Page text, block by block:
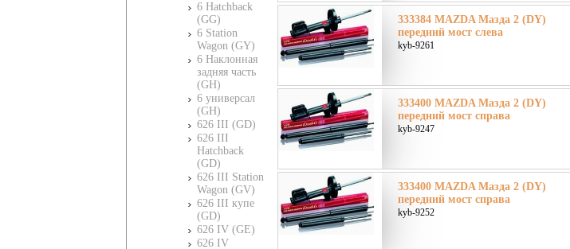
6 Hatchback
(GG)
6 Station
Wagon (GY)
6 Наклонная
задняя часть
(GH)
6 универсал
(GH)
626 III (GD)
626 III
Hatchback
(GD)
626 III Station
Wagon (GV)
626 III купе
(GD)
626 IV (GE)
626 IV
333384 MAZDA Мазда 2 (DY)
передний мост слева
kyb-9261
333400 MAZDA Мазда 2 (DY)
передний мост справа
kyb-9247
333400 MAZDA Мазда 2 (DY)
передний мост справа
kyb-9252